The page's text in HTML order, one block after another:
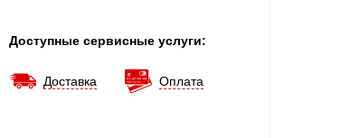
Доступные сервисные услуги:
Доставка Оплата